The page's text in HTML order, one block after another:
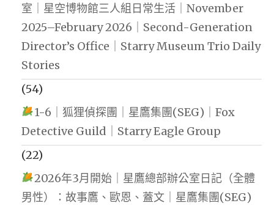
室｜星空博物館三人組日常生活｜November
2025–February 2026｜Second-Generation
Director’s Office｜Starry Museum Trio Daily
Stories
(54)
1-6｜狐狸偵探團｜星鷹集團(SEG)｜Fox
Detective Guild｜Starry Eagle Group
(22)
2026年3月開始｜星鷹總部辦公室日記（全體
男性）：故事鷹、歐恩、蓋文｜星鷹集團(SEG)